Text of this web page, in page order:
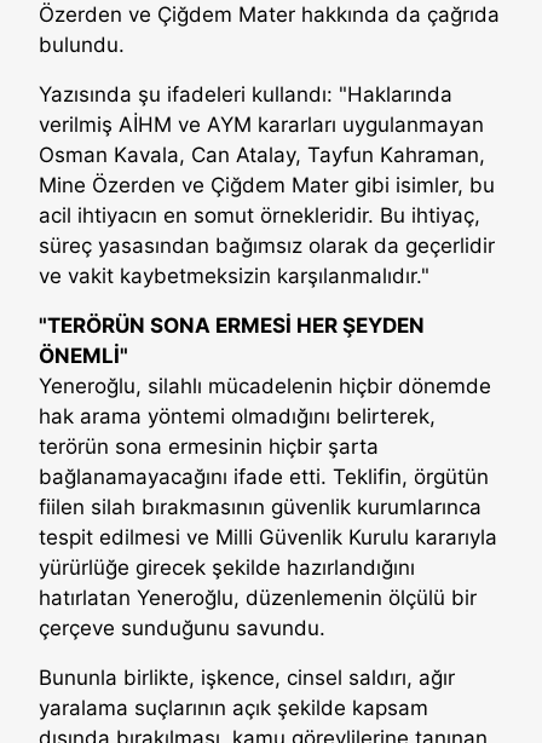
Özerden ve Çiğdem Mater hakkında da çağrıda
bulundu.
Yazısında şu ifadeleri kullandı: "Haklarında
verilmiş AİHM ve AYM kararları uygulanmayan
Osman Kavala, Can Atalay, Tayfun Kahraman,
Mine Özerden ve Çiğdem Mater gibi isimler, bu
acil ihtiyacın en somut örnekleridir. Bu ihtiyaç,
süreç yasasından bağımsız olarak da geçerlidir
ve vakit kaybetmeksizin karşılanmalıdır."
"TERÖRÜN SONA ERMESİ HER ŞEYDEN
ÖNEMLİ"
Yeneroğlu, silahlı mücadelenin hiçbir dönemde
hak arama yöntemi olmadığını belirterek,
terörün sona ermesinin hiçbir şarta
bağlanamayacağını ifade etti. Teklifin, örgütün
fiilen silah bırakmasının güvenlik kurumlarınca
tespit edilmesi ve Milli Güvenlik Kurulu kararıyla
yürürlüğe girecek şekilde hazırlandığını
hatırlatan Yeneroğlu, düzenlemenin ölçülü bir
çerçeve sunduğunu savundu.
Bununla birlikte, işkence, cinsel saldırı, ağır
yaralama suçlarının açık şekilde kapsam
dışında bırakılması, kamu görevlilerine tanınan